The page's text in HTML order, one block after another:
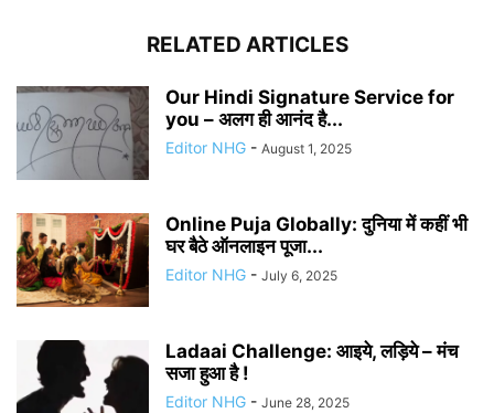
RELATED ARTICLES
Our Hindi Signature Service for
you – अलग ही आनंद है...
Editor NHG - August 1, 2025
Online Puja Globally: दुनिया में कहीं भी
घर बैठे ऑनलाइन पूजा...
Editor NHG - July 6, 2025
Ladaai Challenge: आइये, लड़िये – मंच
सजा हुआ है !
Editor NHG - June 28, 2025